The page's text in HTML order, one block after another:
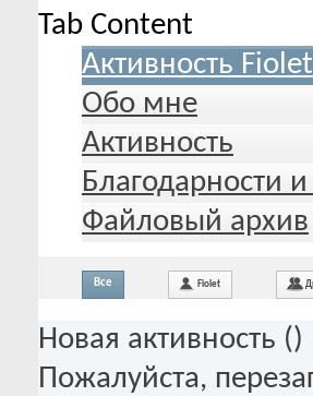
Tab Content
Активность Fiolet
Обо мне
Активность
Благодарности
Файловый архив
Все Fiolet
Новая активность ()
Пожалуйста,